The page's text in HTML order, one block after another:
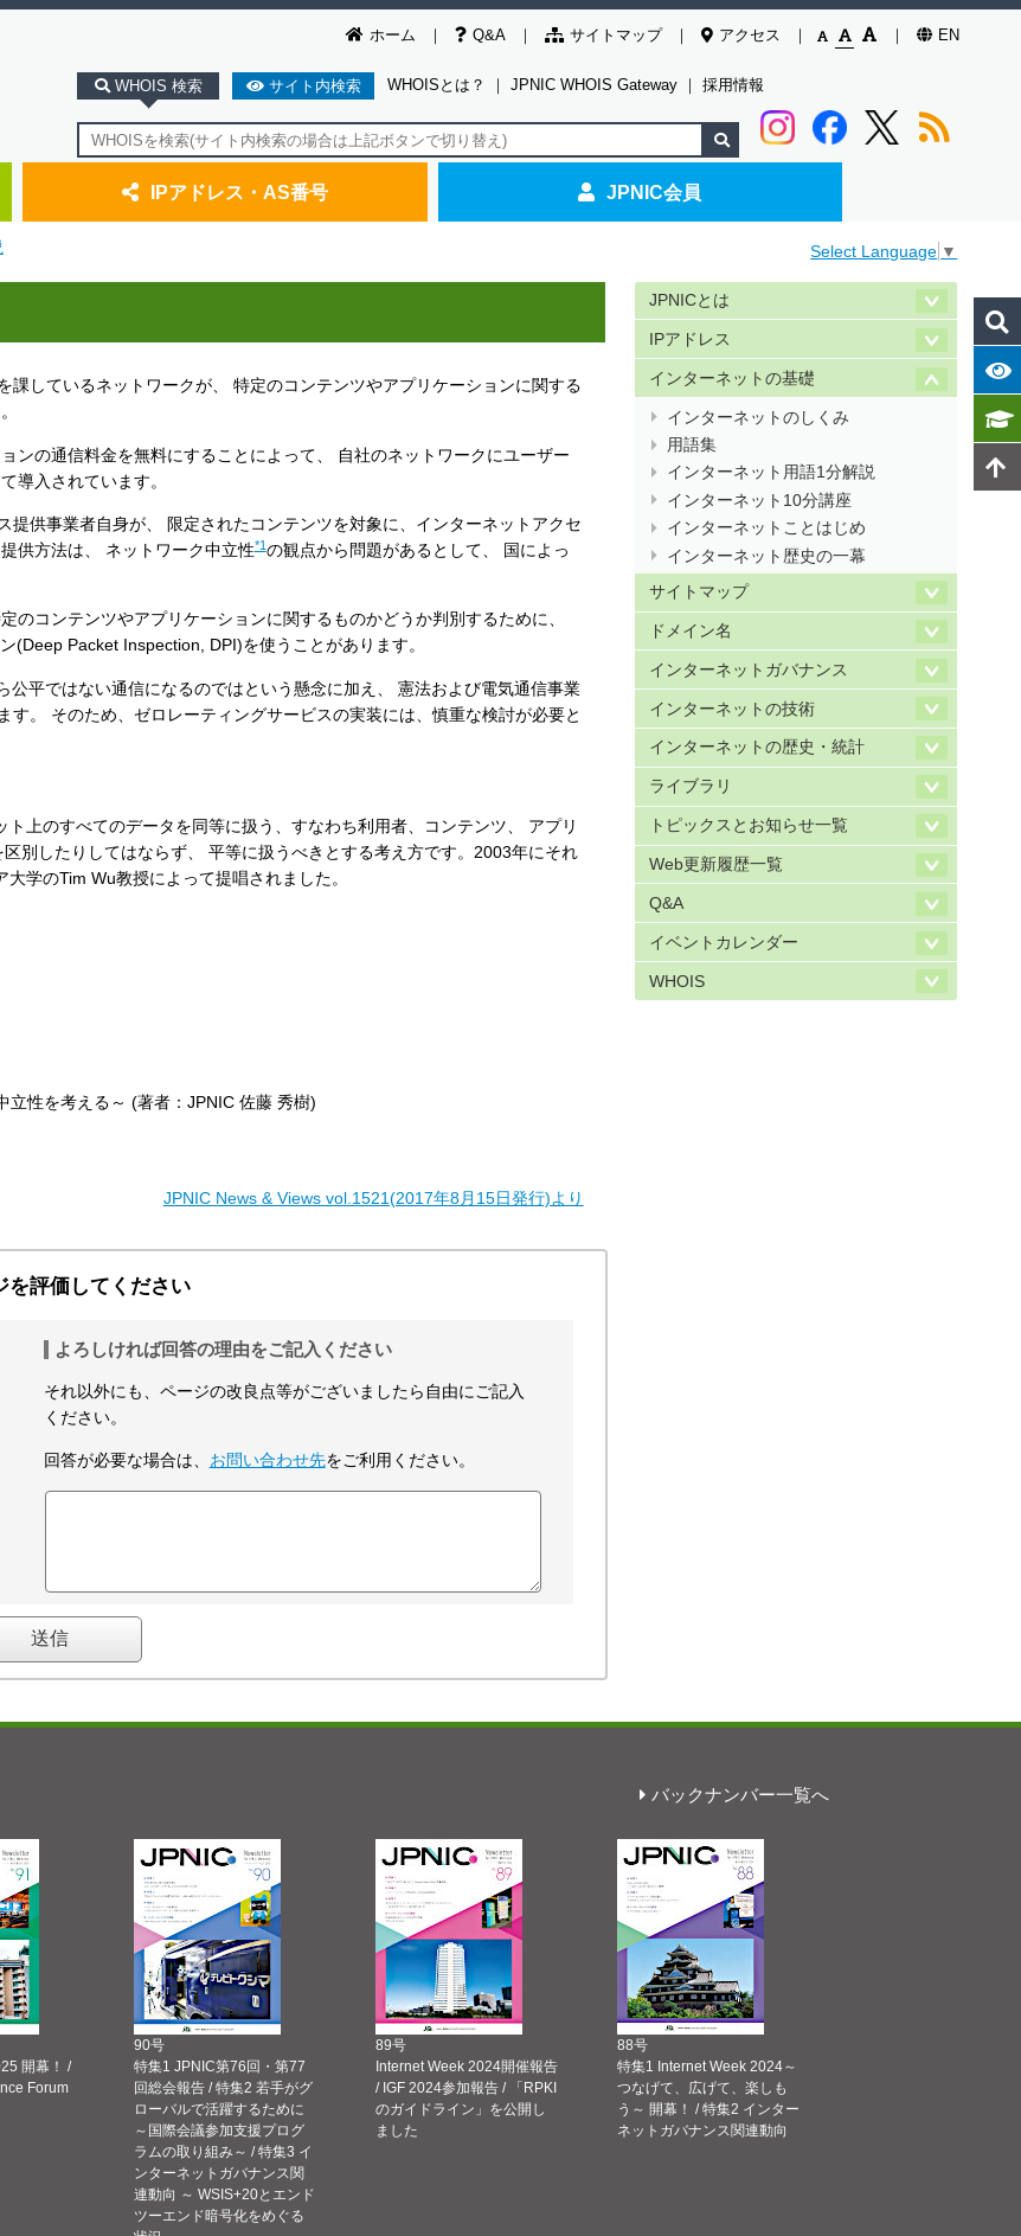
ホーム Q&A サイトマップ アクセス EN
WHOIS 検索 サイト内検索 WHOISとは？ ｜ JPNIC WHOIS Gateway ｜ 採用情報
IPアドレス・AS番号 JPNIC会員
Select Language ▼
しているネットワークが、 特定のコンテンツやアプリケーションに関する
ンの通信料金を無料にすることによって、 自社のネットワークにユーザー
導入されています。
供事業者自身が、 限定されたコンテンツを対象に、インターネットアクセ
供方法は、 ネットワーク中立性*1の観点から問題があるとして、 国によっ
コンテンツやアプリケーションに関するものかどうか判別するために、
(Deep Packet Inspection, DPI)を使うことがあります。
平ではない通信になるのではという懸念に加え、 憲法および電気通信事業
。 そのため、ゼロレーティングサービスの実装には、慎重な検討が必要と
上のすべてのデータを同等に扱う、すなわち利用者、コンテンツ、 アプリ
別したりしてはならず、 平等に扱うべきとする考え方です。2003年にそれ
学のTim Wu教授によって提唱されました。
性を考える～ (著者：JPNIC 佐藤 秀樹)
JPNIC News & Views vol.1521(2017年8月15日発行)より
JPNICとは
IPアドレス
インターネットの基礎
インターネットのしくみ
用語集
インターネット用語1分解説
インターネット10分講座
インターネットことはじめ
インターネット歴史の一幕
サイトマップ
ドメイン名
インターネットガバナンス
インターネットの技術
インターネットの歴史・統計
ライブラリ
トピックスとお知らせ一覧
Web更新履歴一覧
Q&A
イベントカレンダー
WHOIS
を評価してください
よろしければ回答の理由をご記入ください
それ以外にも、ページの改良点等がございましたら自由にご記入
ください。
回答が必要な場合は、 お問い合わせ先をご利用ください。
バックナンバー一覧へ
開幕！ /
Forum
90号
特集1 JPNIC第76回・第77
回総会報告 / 特集2 若手がグ
ローバルで活躍するために
～国際会議参加支援プログ
ラムの取り組み～ / 特集3 イ
ンターネットガバナンス関
連動向 ～ WSIS+20とエンド
ツーエンド暗号化をめぐる
89号
Internet Week 2024開催報告
/ IGF 2024参加報告 / 「RPKI
のガイドライン」を公開し
ました
88号
特集1 Internet Week 2024～
つなげて、広げて、楽しも
う～ 開幕！ / 特集2 インター
ネットガバナンス関連動向